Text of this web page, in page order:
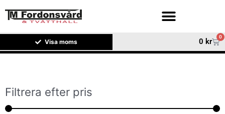
Visa moms 0 kr
0
Filtrera efter pris